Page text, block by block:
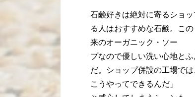
石鹸好きは絶対に寄るショ
る人はおすすめな石鹸。こ
来のオーガニック・ソー
プなので優しい洗い心地と
だ。ショップ併設の工場で
こうやってできるんだ」